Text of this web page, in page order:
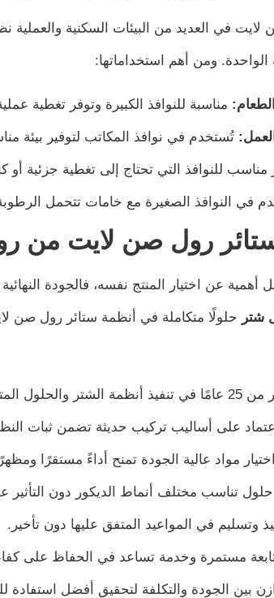
في العديد من البيئات السكنية والعملية
ومن أهم استخداماتها:
مناسبة للنوافذ الكبيرة وتوفر تغطية
تُستخدم في نوافذ المكاتب لتوفير بيئة
مناسب للنوافذ التي تحتاج إلى تغطية جزئية
في النوافذ الصغيرة مع خامات تتحمل
ستائر رول صن لايت من
يقل أهمية عن اختيار المنتج نفسه، فالجودة
شتر حلولًا متكاملة في أنظمة ستائر رول صن
المتكاملة، مما ينعكس على دقة فهم احتياجات كل مشروع.
على أساليب تركيب حديثة تضمن ثبات
اختيار مواد عالية الجودة تمنح أداءً مستقرًا
حلول تناسب مختلف أنماط الديكور دون التأثير
وتسليم في المواعيد المتفق عليها دون تأخير.
مستمرة وخدمة تساعد في الحفاظ على
بين الجودة والتكلفة لتحقيق أفضل استفادة